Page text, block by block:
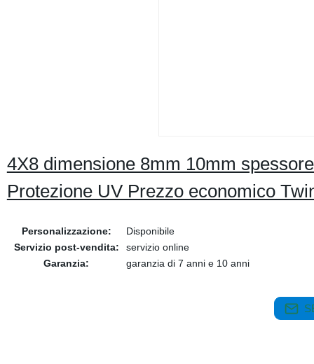
4X8 dimensione 8mm 10mm
Protezione UV Prezzo economico
Personalizzazione:
Disponibile
Servizio post-vendita:
servizio online
Garanzia:
garanzia di 7 anni e 10 anni